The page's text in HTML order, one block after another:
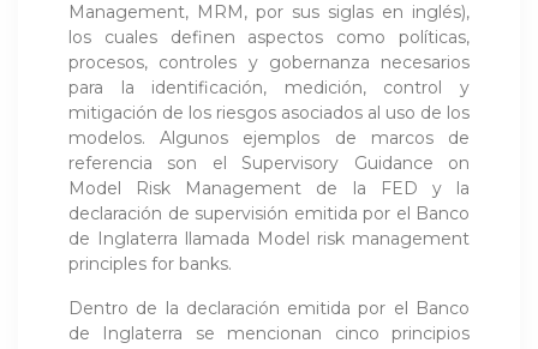
Management, MRM, por sus siglas en inglés),
los cuales definen aspectos como políticas,
procesos, controles y gobernanza necesarios
para la identificación, medición, control y
mitigación de los riesgos asociados al uso de los
modelos. Algunos ejemplos de marcos de
referencia son el Supervisory Guidance on
Model Risk Management de la FED y la
declaración de supervisión emitida por el Banco
de Inglaterra llamada Model risk management
principles for banks.
Dentro de la declaración emitida por el Banco
de Inglaterra se mencionan cinco principios